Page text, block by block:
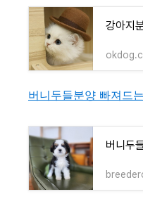
강아지
버니두들분양 빠져드
버니두